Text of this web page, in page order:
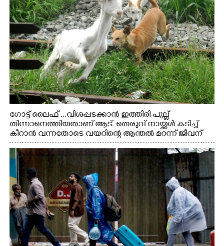
ഗോട്ട് ലൈഫ് ...വിശപ്പടക്കാൻ ഇത്തിരി പുല്ല്
തിന്നാനെത്തിയതാണ് ആട്. തെരുവ് നായ്ക്കൾ കടിച്ച്
കീറാൻ വന്നതോടെ വയറിന്റെ ആന്തൽ മറന്ന് ജീവന്
വേണ്ടിയായി ഓട്ടം. എറണാകുളം വാത്തുരുത്തിയിൽ
നിന്നുള്ള കാഴ്ച